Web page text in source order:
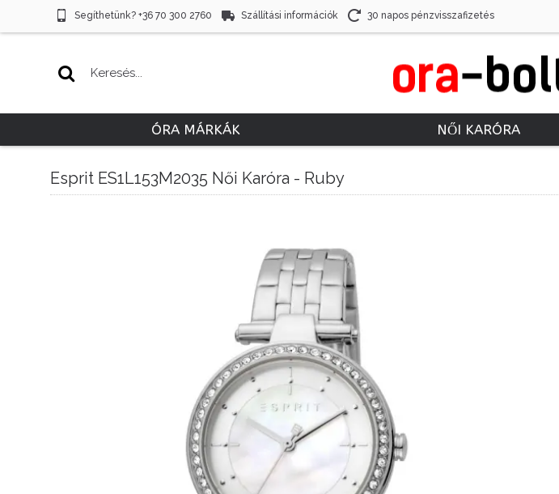
Segíthetünk? +36 70 300 2760 Szállítási információk 30 napos pénzvisszafizetés
ÓRA MÁRKÁK NŐI KARÓRA
Esprit ES1L153M2035 Női Karóra - Ruby